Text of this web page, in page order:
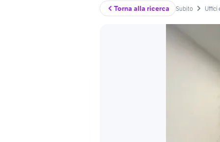
Torna alla ricerca Subito Uffici